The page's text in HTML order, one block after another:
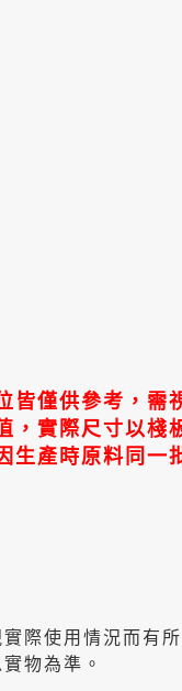
皆僅供參考，需
，實際尺寸以棧
生產時原料同一
際使用情況而有
物為準。